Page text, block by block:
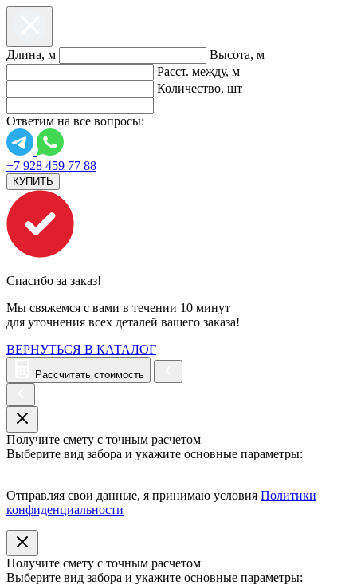
Длина, м
Высота, м
Расст. между, м
Количество, шт
Ответим на все вопросы:
+7 928 459 77 88
КУПИТЬ
Спасибо за заказ!
Мы свяжемся с вами в течении 10 минут
для уточнения всех деталей вашего заказа!
ВЕРНУТЬСЯ В КАТАЛОГ
Рассчитать стоимость
Получите смету с точным расчетом
Выберите вид забора и укажите основные параметры:
Отправляя свои данные, я принимаю условия Политики
конфиденциальности
Получите смету с точным расчетом
Выберите вид забора и укажите основные параметры: